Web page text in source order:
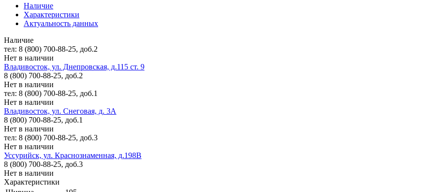
Наличие
Характеристики
Актуальность данных
Наличие
тел: 8 (800) 700-88-25, доб.2
Нет в наличии
Владивосток, ул. Днепровская, д.115 ст. 9
8 (800) 700-88-25, доб.2
Нет в наличии
тел: 8 (800) 700-88-25, доб.1
Нет в наличии
Владивосток, ул. Снеговая, д. 3А
8 (800) 700-88-25, доб.1
Нет в наличии
тел: 8 (800) 700-88-25, доб.3
Нет в наличии
Уссурийск, ул. Краснознаменная, д.198В
8 (800) 700-88-25, доб.3
Нет в наличии
Характеристики